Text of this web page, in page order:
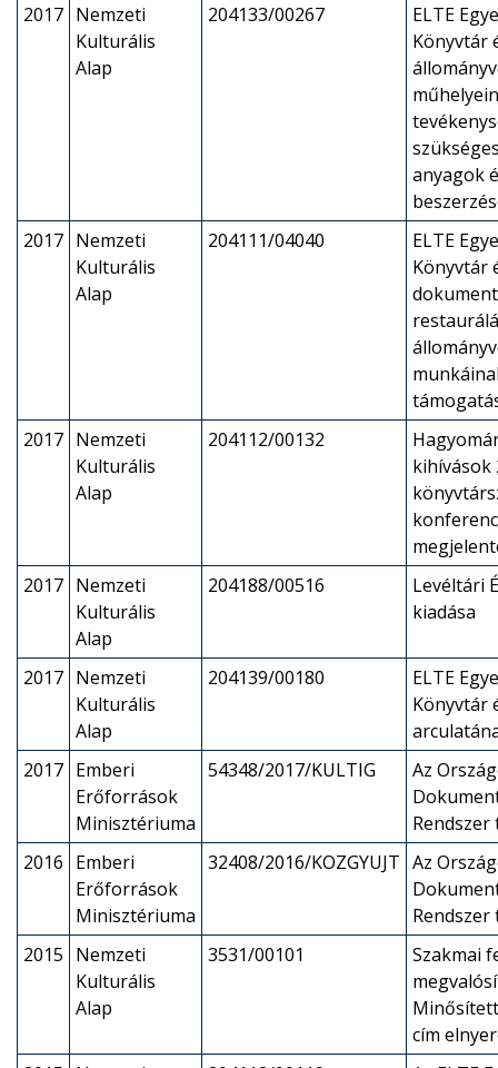
2017 Nemzeti
Kulturális
Alap
204133/00267
ELTE
Könyvtár
anyagok
2017 Nemzeti
Kulturális
Alap
204111/04040
ELTE
Könyvtár
2017 Nemzeti
Kulturális
Alap
204112/00132
kihívások
2017 Nemzeti
Kulturális
Alap
204188/00516
Levéltári
kiadása
2017 Nemzeti
Kulturális
Alap
204139/00180
ELTE
Könyvtár
2017 Emberi
Erőforrások
Minisztériuma
54348/2017/KULTIG
Az
2016 Emberi
Erőforrások
Minisztériuma
32408/2016/KOZGYUJT Az
2015 Nemzeti
Kulturális
Alap
3531/00101
Szakmai
cím